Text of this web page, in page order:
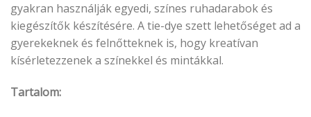
gyakran használják egyedi, színes ruhadarabok és
kiegészítők készítésére. A tie-dye szett lehetőséget ad a
gyerekeknek és felnőtteknek is, hogy kreatívan
kísérletezzenek a színekkel és mintákkal.
Tartalom: